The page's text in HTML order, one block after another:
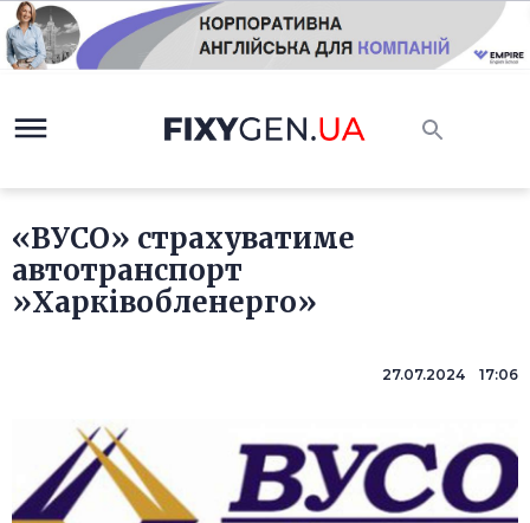
«ВУСО» страхуватиме
автотранспорт
»Харківобленерго»
27.07.2024 17:06